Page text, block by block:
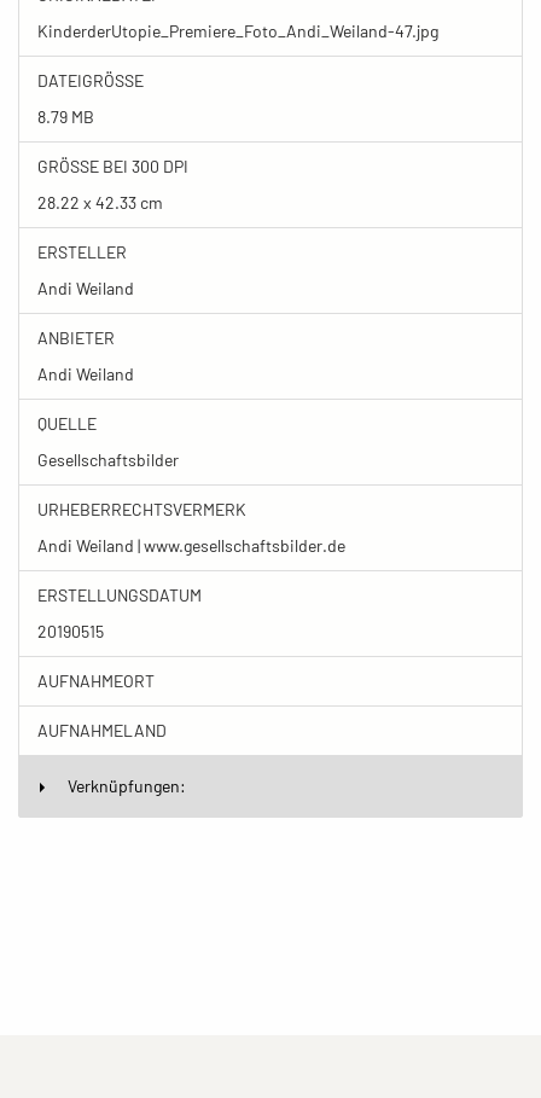
KinderderUtopie_Premiere_Foto_Andi_Weiland-47.jpg
DATEIGRÖSSE
8.79 MB
GRÖSSE BEI 300 DPI
28.22 x 42.33 cm
ERSTELLER
Andi Weiland
ANBIETER
Andi Weiland
QUELLE
Gesellschaftsbilder
URHEBERRECHTSVERMERK
Andi Weiland | www.gesellschaftsbilder.de
ERSTELLUNGSDATUM
20190515
AUFNAHMEORT
AUFNAHMELAND
Verknüpfungen: